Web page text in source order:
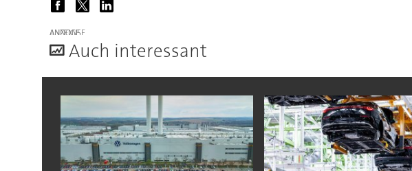
ANZEIGE
Auch interessant